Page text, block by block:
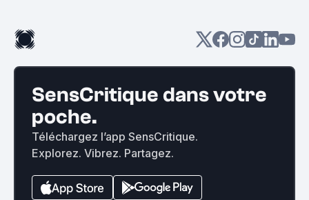
SensCritique dans votre
poche.
Téléchargez l’app SensCritique.
Explorez. Vibrez. Partagez.